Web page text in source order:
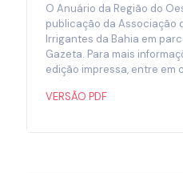
O Anuário da Região do
publicação da Associação
Irrigantes da Bahia em
Gazeta. Para mais
edição impressa, entre em
VERSÃO PDF